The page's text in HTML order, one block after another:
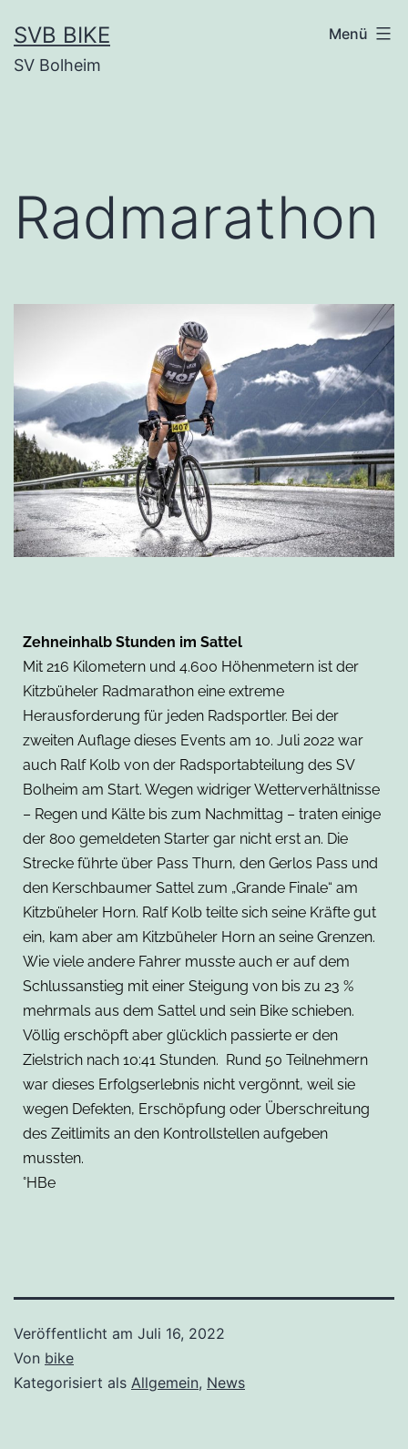
SVB BIKE
SV Bolheim
Menü
Radmarathon
Zehneinhalb Stunden im Sattel
Mit 216 Kilometern und 4.600 Höhenmetern ist der
Kitzbüheler Radmarathon eine extreme
Herausforderung für jeden Radsportler. Bei der
zweiten Auflage dieses Events am 10. Juli 2022 war
auch Ralf Kolb von der Radsportabteilung des SV
Bolheim am Start. Wegen widriger Wetterverhältnisse
– Regen und Kälte bis zum Nachmittag – traten einige
der 800 gemeldeten Starter gar nicht erst an. Die
Strecke führte über Pass Thurn, den Gerlos Pass und
den Kerschbaumer Sattel zum „Grande Finale“ am
Kitzbüheler Horn. Ralf Kolb teilte sich seine Kräfte gut
ein, kam aber am Kitzbüheler Horn an seine Grenzen.
Wie viele andere Fahrer musste auch er auf dem
Schlussanstieg mit einer Steigung von bis zu 23 %
mehrmals aus dem Sattel und sein Bike schieben.
Völlig erschöpft aber glücklich passierte er den
Zielstrich nach 10:41 Stunden. Rund 50 Teilnehmern
war dieses Erfolgserlebnis nicht vergönnt, weil sie
wegen Defekten, Erschöpfung oder Überschreitung
des Zeitlimits an den Kontrollstellen aufgeben
mussten.
°HBe
Veröffentlicht am Juli 16, 2022
Von bike
Kategorisiert als Allgemein, News